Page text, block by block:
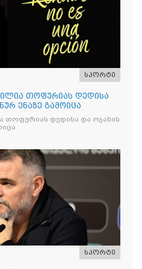
სპორტი
ილია თოფურიას დედისა
ენაზე გამოიცა
თოფურიას დედისა და ოჯახის
სპორტი